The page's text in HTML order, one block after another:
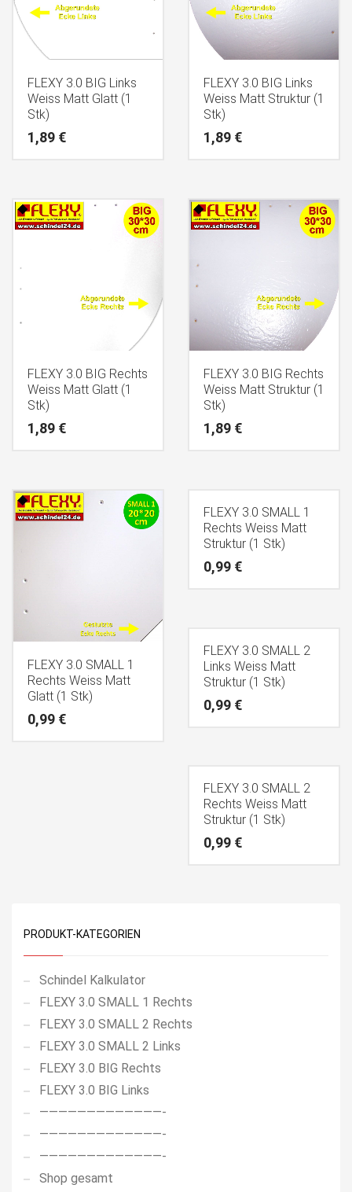
FLEXY 3.0 BIG Links
Weiss Matt Glatt (1
Stk)
1,89 €
FLEXY 3.0 BIG Links
Weiss Matt Struktur (1
Stk)
1,89 €
FLEXY 3.0 BIG Rechts
Weiss Matt Glatt (1
Stk)
1,89 €
FLEXY 3.0 BIG Rechts
Weiss Matt Struktur (1
Stk)
1,89 €
FLEXY 3.0 SMALL 1
Rechts Weiss Matt
Glatt (1 Stk)
0,99 €
FLEXY 3.0 SMALL 1
Rechts Weiss Matt
Struktur (1 Stk)
0,99 €
FLEXY 3.0 SMALL 2
Links Weiss Matt
Struktur (1 Stk)
0,99 €
FLEXY 3.0 SMALL 2
Rechts Weiss Matt
Struktur (1 Stk)
0,99 €
PRODUKT-KATEGORIEN
Schindel Kalkulator
FLEXY 3.0 SMALL 1 Rechts
FLEXY 3.0 SMALL 2 Rechts
FLEXY 3.0 SMALL 2 Links
FLEXY 3.0 BIG Rechts
FLEXY 3.0 BIG Links
—————————————-
—————————————-
—————————————-
Shop gesamt